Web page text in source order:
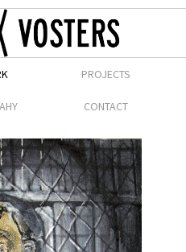
PROJECTS
CONTACT